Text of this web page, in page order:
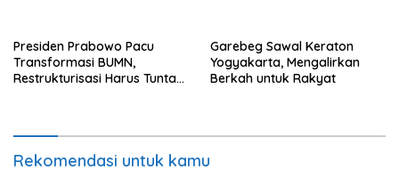
Presiden Prabowo Pacu
Transformasi BUMN,
Restrukturisasi Harus Tuntas
Garebeg Sawal Keraton
Yogyakarta, Mengalirkan
Berkah untuk Rakyat
Rekomendasi untuk kamu